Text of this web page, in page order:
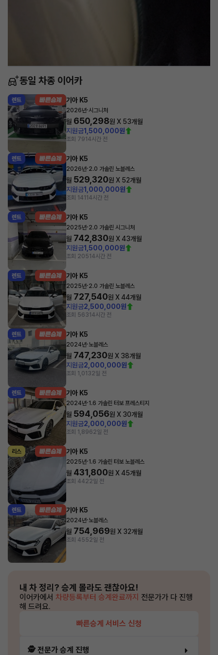
동일 차종 이어카
렌트 기아 K5
2026년·시그니처
월 650,298원 X 53개월
지원금1,500,000원
조회 7914시간 전
렌트 기아 K5
2026년·2.0 가솔린 노블레스
월 529,320원 X 52개월
지원금1,000,000원
조회 14114시간 전
렌트 기아 K5
2025년·2.0 가솔린 시그니처
월 742,830원 X43개월
지원금1,500,000원
조회 20514시간 전
렌트 기아 K5
2025년·2.0 가솔린 노블레스
월 727,540원 X44개월
지원금2,500,000원
조회 56314시간 전
렌트 기아 K5
2024년·노블레스
월 747,230원 X 38개월
지원금2,000,000원
조회 1,0132일 전
렌트 기아 K5
2024년·1.6 가솔린 터보 프레스티지
월 594,056원 X 30개월
지원금2,000,000원
조회 1,8962일 전
리스 기아 K5
2025년·1.6 가솔린 터보 노블레스
월 431,800원 X45개월
조회 4422일 전
렌트 기아 K5
2024년·노블레스
월 754,969원 X 32개월
조회 4552일 전
내 차 정리? 승계 몰라도 괜찮아요!
이어카에서 차량등록부터 승계완료까지 전문가가 다 진행
해 드려요.
빠른승계 서비스 신청
🕵️ 전문가 승계 진행